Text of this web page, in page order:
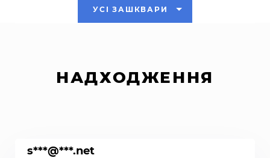
УСІ ЗАШКВАРИ
НАДХОДЖЕННЯ
s***@***.net